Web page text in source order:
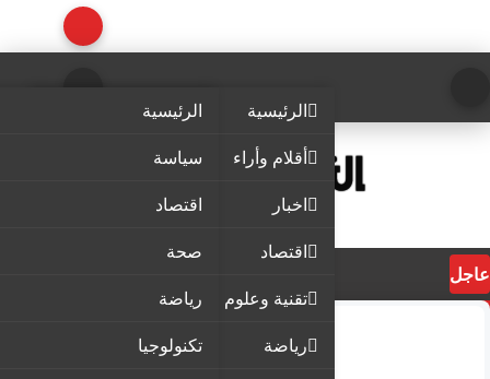
الرئيسية
أقلام وأراء
اخبار
اقتصاد
تقنية وعلوم
رياضة
الرئيسية
سياسة
اقتصاد
صحة
رياضة
تكنولوجيا
عاجل